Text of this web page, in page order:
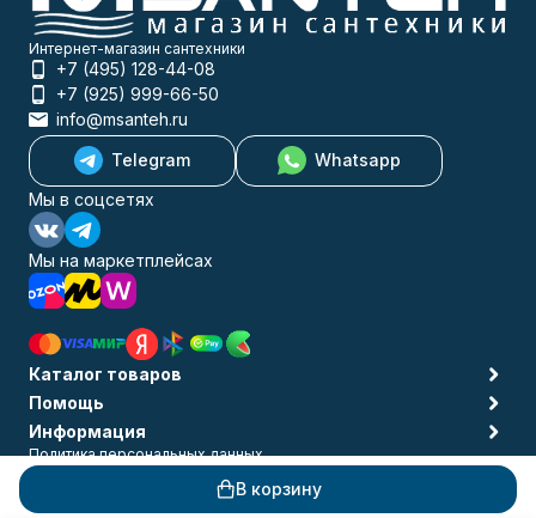
В корзину
Интернет-магазин сантехники
+7 (495) 128-44-08
+7 (925) 999-66-50
info@msanteh.ru
Telegram
Whatsapp
Мы в соцсетях
Мы на маркетплейсах
Каталог товаров
Помощь
Информация
Политика персональных данных
© 2009-2026 MSANTEH